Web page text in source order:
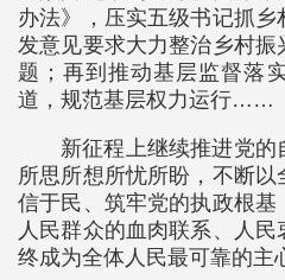
办法》，压实五级书记抓
发意见要求大力整治乡村振
题；再到推动基层监督落
道，规范基层权力运行……
新征程上继续推进党
所思所想所忧所盼，不断
信于民、筑牢党的执政根基
人民群众的血肉联系、人
终成为全体人民最可靠的主